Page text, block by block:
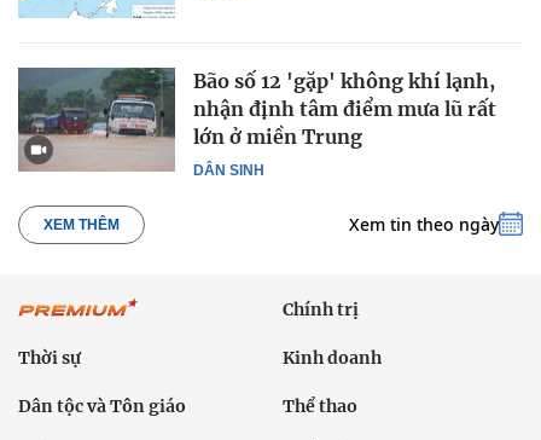
DÂN SINH
Bão số 12 'gặp' không khí lạnh,
nhận định tâm điểm mưa lũ rất
lớn ở miền Trung
XEM THÊM Xem tin theo ngày
Chính trị
Thời sự Kinh doanh
Dân tộc và Tôn giáo Thể thao